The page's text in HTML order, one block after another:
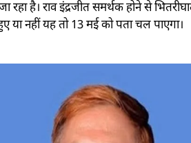
जा रहा है। राव इंद्रजीत समर्थक होने से
या नहीं यह तो 13 मई को पता चल पाएगा।